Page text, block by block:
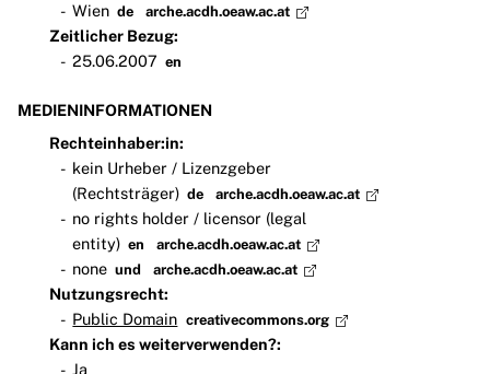
Wien de arche.acdh.oeaw.ac.at
Zeitlicher Bezug:
25.06.2007 en
MEDIENINFORMATIONEN
Rechteinhaber:in:
kein Urheber / Lizenzgeber
(Rechtsträger) de arche.acdh.oeaw.ac.at
no rights holder / licensor (legal
entity) en arche.acdh.oeaw.ac.at
none und arche.acdh.oeaw.ac.at
Nutzungsrecht:
Public Domain creativecommons.org
Kann ich es weiterverwenden?:
Ja